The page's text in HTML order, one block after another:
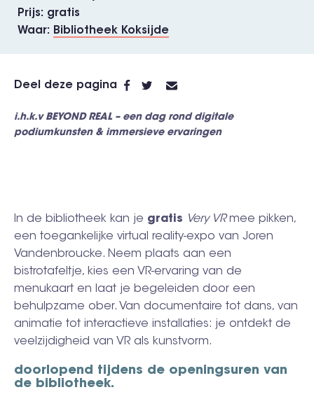
Prijs
gratis
Waar
Bibliotheek Koksijde
Deel deze pagina
i.h.k.v BEYOND REAL – een dag rond digitale
podiumkunsten & immersieve ervaringen
In de bibliotheek kan je gratis Very VRmee pikken,
een toegankelijke virtual reality-expo van Joren
Vandenbroucke. Neem plaats aan een
bistrotafeltje, kies een VR-ervaring van de
menukaart en laat je begeleiden door een
behulpzame ober. Van documentaire tot dans, van
animatie tot interactieve installaties: je ontdekt de
veelzijdigheid van VR als kunstvorm.
doorlopend tijdens de openingsuren van
de bibliotheek.